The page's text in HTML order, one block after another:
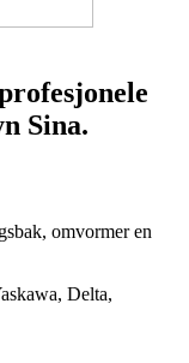
Sina.
omvormer en
Delta,